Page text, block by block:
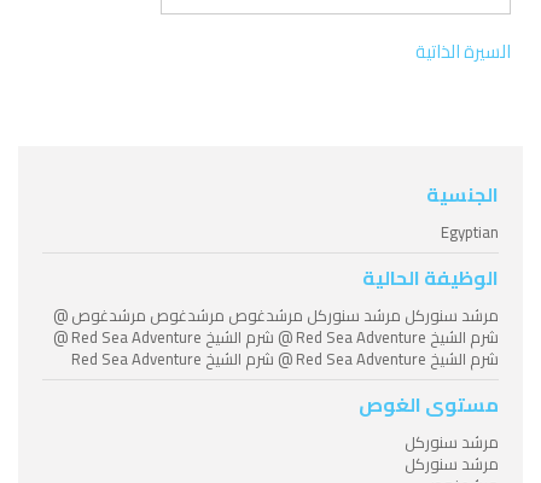
السيرة الذاتية
الجنسية
Egyptian
الوظيفة الحالية
مرشد سنوركل مرشد سنوركل مرشدغوص مرشدغوص مرشدغوص @
شرم الشيخ Red Sea Adventure @ شرم الشيخ Red Sea Adventure @
شرم الشيخ Red Sea Adventure @ شرم الشيخ Red Sea Adventure
مستوى الغوص
مرشد سنوركل
مرشد سنوركل